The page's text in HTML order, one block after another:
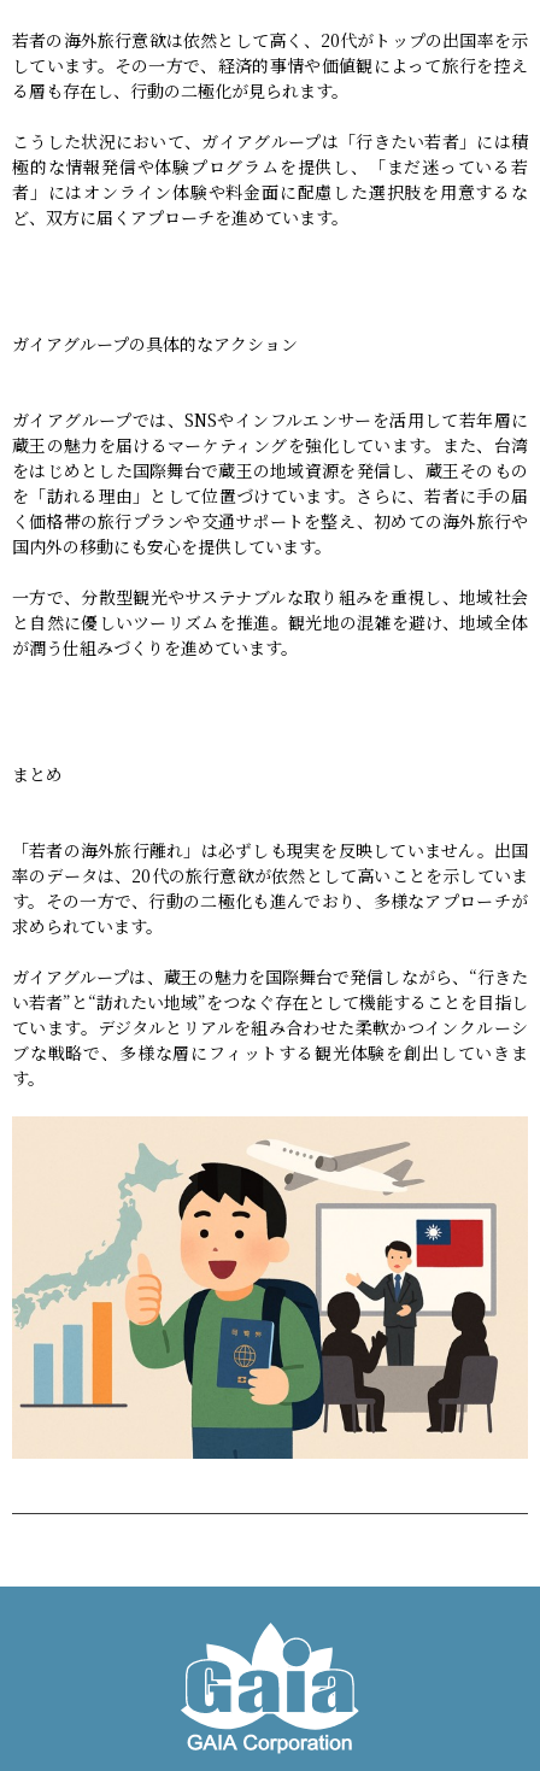
若者の海外旅行意欲は依然として高く、20代がトップの出国率を示
しています。その一方で、経済的事情や価値観によって旅行を控え
る層も存在し、行動の二極化が見られます。
こうした状況において、ガイアグループは「行きたい若者」には積
極的な情報発信や体験プログラムを提供し、「まだ迷っている若
者」にはオンライン体験や料金面に配慮した選択肢を用意するな
ど、双方に届くアプローチを進めています。
ガイアグループの具体的なアクション
ガイアグループでは、SNSやインフルエンサーを活用して若年層に
蔵王の魅力を届けるマーケティングを強化しています。また、台湾
をはじめとした国際舞台で蔵王の地域資源を発信し、蔵王そのもの
を「訪れる理由」として位置づけています。さらに、若者に手の届
く価格帯の旅行プランや交通サポートを整え、初めての海外旅行や
国内外の移動にも安心を提供しています。
一方で、分散型観光やサステナブルな取り組みを重視し、地域社会
と自然に優しいツーリズムを推進。観光地の混雑を避け、地域全体
が潤う仕組みづくりを進めています。
まとめ
「若者の海外旅行離れ」は必ずしも現実を反映していません。出国
率のデータは、20代の旅行意欲が依然として高いことを示していま
す。その一方で、行動の二極化も進んでおり、多様なアプローチが
求められています。
ガイアグループは、蔵王の魅力を国際舞台で発信しながら、“行きた
い若者”と“訪れたい地域”をつなぐ存在として機能することを目指し
ています。デジタルとリアルを組み合わせた柔軟かつインクルーシ
ブな戦略で、多様な層にフィットする観光体験を創出していきま
す。